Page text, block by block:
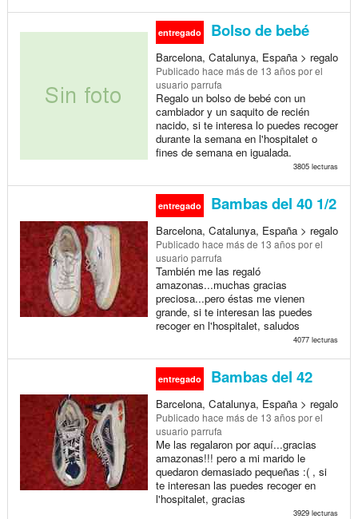
entregado Bolso de bebé
Barcelona, Catalunya, España > regalo
Publicado hace más de 13 añospor el
usuario parrufa
Regalo un bolso de bebé con un
cambiador y un saquito de recién
nacido, si te interesa lo puedes recoger
durante la semana en l'hospitalet o
fines de semana en igualada.
3805 lecturas
entregado Bambas del 40 1/2
Barcelona, Catalunya, España > regalo
Publicado hace más de 13 añospor el
usuario parrufa
También me las regaló
amazonas...muchas gracias
preciosa...pero éstas me vienen
grande, si te interesan las puedes
recoger en l'hospitalet, saludos
4077 lecturas
entregado Bambas del 42
Barcelona, Catalunya, España > regalo
Publicado hace más de 13 añospor el
usuario parrufa
Me las regalaron por aquí...gracias
amazonas!!! pero a mi marido le
quedaron demasiado pequeñas :( , si
te interesan las puedes recoger en
l'hospitalet, gracias
3929 lecturas